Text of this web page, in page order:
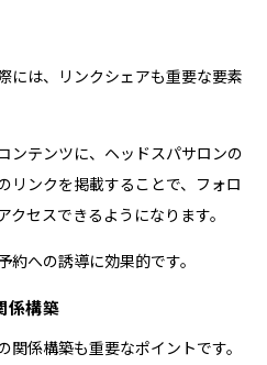
には、リンクシェアも重要な要素
ンテンツに、ヘッドスパサロンの
リンクを掲載することで、フォロ
セスできるようになります。
約への誘導に効果的です。
係構築
関係構築も重要なポイントです。